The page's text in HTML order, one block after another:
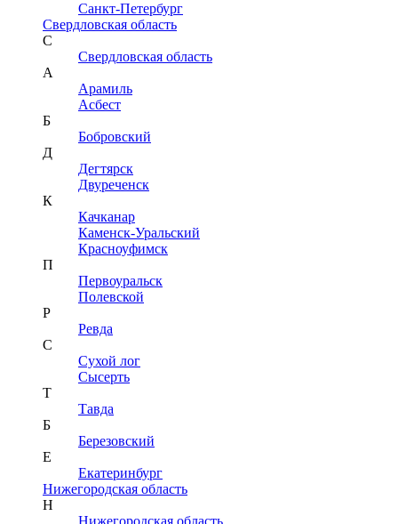
Санкт-Петербург
Свердловская область
С
Свердловская область
А
Арамиль
Асбест
Б
Бобровский
Д
Дегтярск
Двуреченск
К
Качканар
Каменск-Уральский
Красноуфимск
П
Первоуральск
Полевской
Р
Ревда
С
Сухой лог
Сысерть
Т
Тавда
Б
Березовский
Е
Екатеринбург
Нижегородская область
Н